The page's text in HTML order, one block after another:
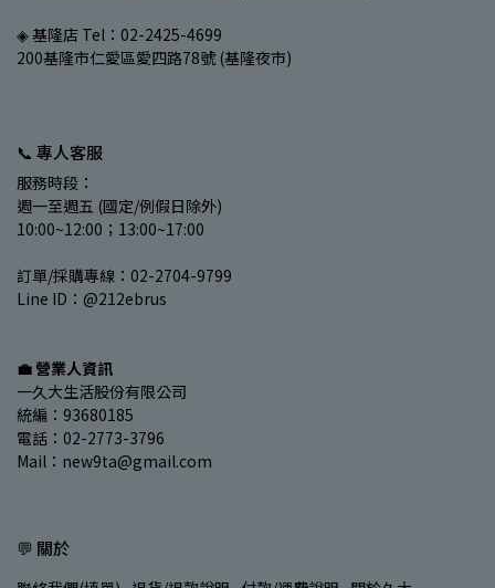
◈ 基隆店 Tel：02-2425-4699
200基隆市仁愛區愛四路78號 (基隆夜市)
📞 專人客服
服務時段：
週一至週五 (國定/例假日除外)
10:00~12:00；13:00~17:00
訂單/採購專線：02-2704-9799
Line ID：@212ebrus
💼 營業人資訊
一久大生活股份有限公司
統編：93680185
電話：02-2773-3796
Mail：new9ta@gmail.com
💬 關於